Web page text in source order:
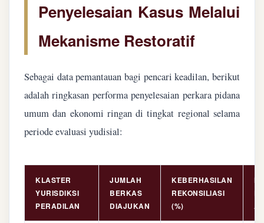
Penyelesaian Kasus Melalui
Mekanisme Restoratif
Sebagai data pemantauan bagi pencari keadilan, berikut
adalah ringkasan performa penyelesaian perkara pidana
umum dan ekonomi ringan di tingkat regional selama
periode evaluasi yudisial:
KLASTER
YURISDIKSI
PERADILAN
JUMLAH
BERKAS
DIAJUKAN
KEBERHASILAN
REKONSILIASI
(%)